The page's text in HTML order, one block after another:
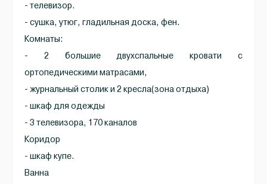
- телевизор.
- сушка, утюг, гладильная доска, фен.
Комнаты:
- 2 большие двухспальные кровати с
ортопедическими матрасами,
- журнальный столик и 2 кресла(зона отдыха)
- шкаф для одежды
- 3 телевизора, 170 каналов
Коридор
- шкаф купе.
Ванна